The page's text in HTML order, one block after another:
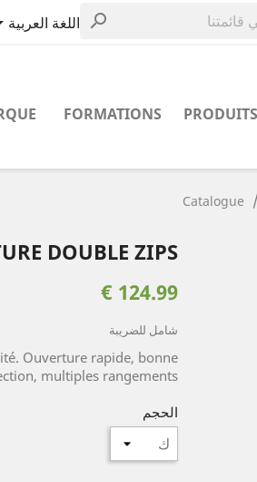
 اللغة العربية
FORMATIONS
Catalogue
DOUBLE ZIPS
124.99 €
شامل للضريبة
Ouverture rapide, bonne
multiples rangements
الحجم